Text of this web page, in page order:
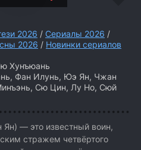
2026 / Сериалы 2026 /
2026 / Новинки сериалов
Хунъюань
Фан Илунь, Юэ Ян, Чжан
Сю Цин, Лу Но, Сюй
— это известный воин,
стражем четвёртого